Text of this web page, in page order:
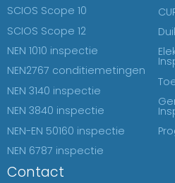
SCIOS Scope 10
SCIOS Scope 12
NEN 1010 inspectie
NEN2767 conditiemetingen
NEN 3140 inspectie
NEN 3840 inspectie
NEN-EN 50160 inspectie
NEN 6787 inspectie
Contact